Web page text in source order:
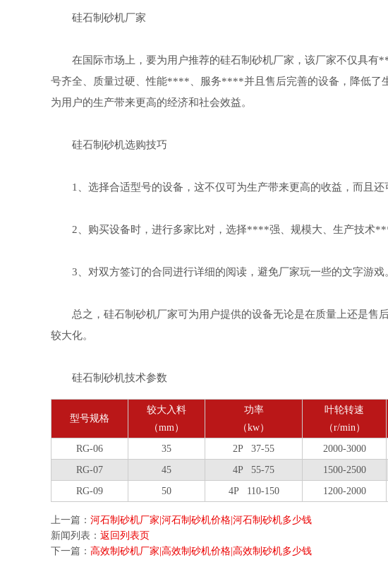
硅石制砂机厂家
在国际市场上，要为用户推荐的硅石制砂机厂家，该厂家不仅具
号齐全、质量过硬、性能****、服务****并且售后完善的设备，降低了
为用户的生产带来更高的经济和社会效益。
硅石制砂机选购技巧
1、选择合适型号的设备，这不仅可为生产带来更高的收益，而且还
2、购买设备时，进行多家比对，选择****强、规模大、生产技术
3、对双方签订的合同进行详细的阅读，避免厂家玩一些的文字游戏
总之，硅石制砂机厂家可为用户提供的设备无论是在质量上还是售
较大化。
硅石制砂机技术参数
型号规格
较大入料
（mm）
功率
（kw）
叶轮转速
（r/min）
RG-06
35 2P 37-55 2000-3000
RG-07
45 4P 55-75 1500-2500
RG-09
50 4P 110-150 1200-2000
上一篇： 河石制砂机厂家|河石制砂机价格|河石制砂机多少钱
新闻列表： 返回列表页
下一篇： 高效制砂机厂家|高效制砂机价格|高效制砂机多少钱